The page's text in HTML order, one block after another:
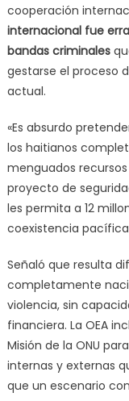
cooperación
internacional fue
bandas criminales
gestarse el proceso
actual.
«Es absurdo
los haitianos
menguados
proyecto de
les permita a 12
coexistencia
Señaló que resulta
completamente
violencia, sin
financiera. La OEA
Misión de la ONU
internas y externas
que un escenario